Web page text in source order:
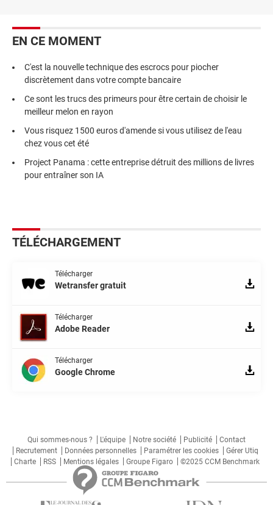
EN CE MOMENT
C'est la nouvelle technique des escrocs pour piocher
discrètement dans votre compte bancaire
Ce sont les trucs des primeurs pour être certain de choisir le
meilleur melon en rayon
Vous risquez 1500 euros d'amende si vous utilisez de l'eau
chez vous cet été
Project Panama : cette entreprise détruit des millions de livres
pour entraîner son IA
TÉLÉCHARGEMENT
Télécharger
Wetransfer gratuit
Télécharger
Adobe Reader
Télécharger
Google Chrome
Qui sommes-nous ? L'équipe Notre société Publicité
Contact
Recrutement
Données personnelles Paramétrer les cookies
Gérer Utiq
Charte
RSS Mentions légales Groupe Figaro ©2025 CCM Benchmark